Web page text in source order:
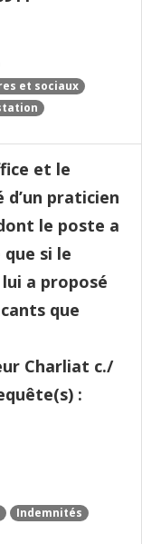
et sociaux
et le
praticien
le poste a
si le
a proposé
que
Charliat c./
:
Indemnités